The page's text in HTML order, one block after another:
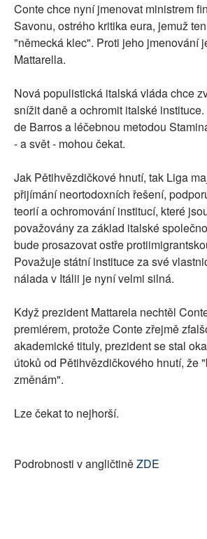
Conte chce nyní jmenovat ministrem
Savonu, ostrého kritika eura, jemuž
"německá klec". Proti jeho jmenování
Mattarella.
Nová populistická italská vláda chce
snížit daně a ochromit italské
de Barros a léčebnou metodou
- a svět - mohou čekat.
Jak Pětihvězdičkové hnutí, tak Liga
přijímání neortodoxních řešení,
teorií a ochromování institucí, které
považovány za základ italské
bude prosazovat ostře
Považuje státní instituce za své
nálada v Itálii je nyní velmi silná.
Když prezident Mattarela nechtěl
premiérem, protože Conte zřejmě
akademické tituly, prezident se stal
útoků od Pětihvězdičkového hnutí, že
změnám".
Lze čekat to nejhorší.
Podrobnosti v angličtiněZDE